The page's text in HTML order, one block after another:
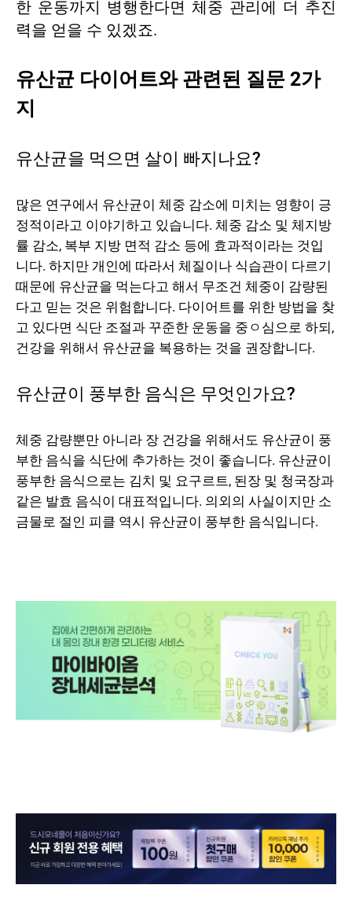
한 운동까지 병행한다면 체중 관리에 더 추진
력을 얻을 수 있겠죠.
유산균 다이어트와 관련된 질문 2가
지
유산균을 먹으면 살이 빠지나요?
많은 연구에서 유산균이 체중 감소에 미치는 영향이 긍
정적이라고 이야기하고 있습니다. 체중 감소 및 체지방
률 감소, 복부 지방 면적 감소 등에 효과적이라는 것입
니다. 하지만 개인에 따라서 체질이나 식습관이 다르기
때문에 유산균을 먹는다고 해서 무조건 체중이 감량된
다고 믿는 것은 위험합니다. 다이어트를 위한 방법을 찾
고 있다면 식단 조절과 꾸준한 운동을 중ㅇ심으로 하되,
건강을 위해서 유산균을 복용하는 것을 권장합니다.
유산균이 풍부한 음식은 무엇인가요?
체중 감량뿐만 아니라 장 건강을 위해서도 유산균이 풍
부한 음식을 식단에 추가하는 것이 좋습니다. 유산균이
풍부한 음식으로는 김치 및 요구르트, 된장 및 청국장과
같은 발효 음식이 대표적입니다. 의외의 사실이지만 소
금물로 절인 피클 역시 유산균이 풍부한 음식입니다.